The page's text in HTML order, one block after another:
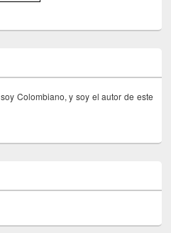
soy Colombiano, y soy el autor de este